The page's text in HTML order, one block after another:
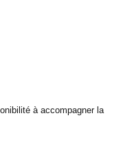
à accompagner la